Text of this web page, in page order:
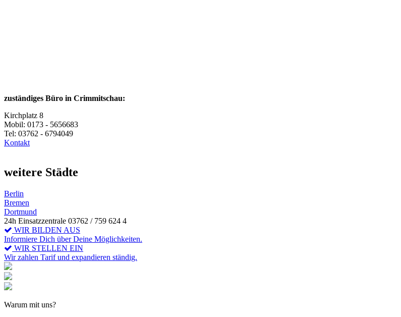
zuständiges Büro in Crimmitschau:
Kirchplatz 8
Mobil: 0173 - 5656683
Tel: 03762 - 6794049
Kontakt
weitere Städte
Berlin
Bremen
Dortmund
24h Einsatzzentrale 03762 / 759 624 4
WIR BILDEN AUS
Informiere Dich über Deine Möglichkeiten.
WIR STELLEN EIN
Wir zahlen Tarif und expandieren ständig.
Warum mit uns?